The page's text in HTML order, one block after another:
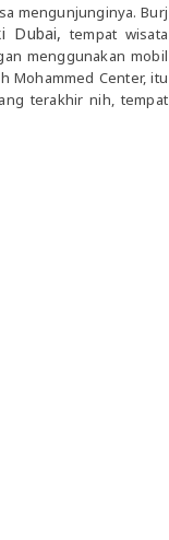
mengunjunginya. Burj
Dubai, tempat wisata
menggunakan mobil
Mohammed Center, itu
terakhir nih, tempat